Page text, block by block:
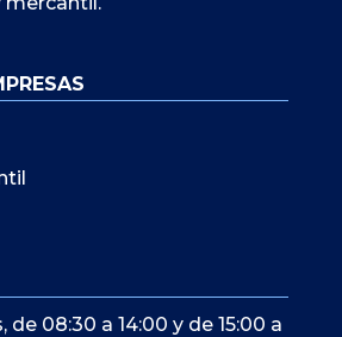
de 08:30 a 14:00 y de 15:00 a